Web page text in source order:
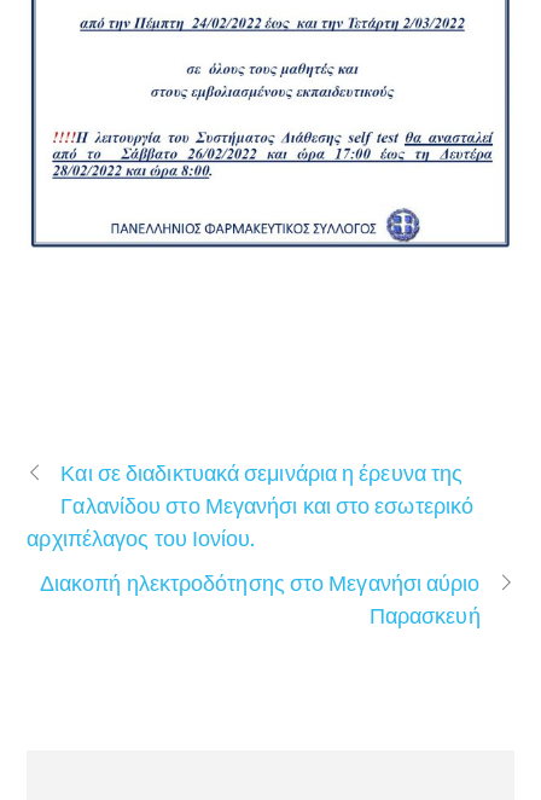
Και σε διαδικτυακά σεμινάρια η έρευνα της
Γαλανίδου στο Μεγανήσι και στο εσωτερικό
αρχιπέλαγος του Ιονίου.
Διακοπή ηλεκτροδότησης στο Μεγανήσι αύριο
Παρασκευή